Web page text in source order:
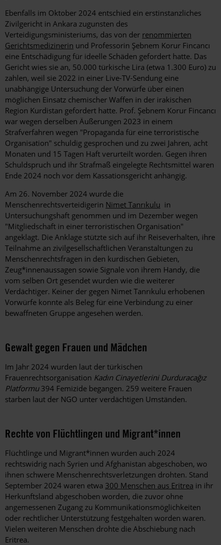
Ebenfalls im Oktober 2024 entschied ein erstinstanzliches
Zivilgericht in Ankara zugunsten des
Verteidigungsministeriums, das von der renommierten
Gerichtsmedizinerin und Professorin Şebnem Korur Fincancı
eine Entschädigung für ideelle Schäden gefordert hatte. Das
Gericht wies sie an, 50.000 türkische Lira (etwa 1.300 Euro) zu
zahlen, weil sie 2022 in einer Live-TV-Sendung eine
unabhängige Untersuchung der Vorwürfe über einen
möglichen Einsatz chemischer Waffen in der irakischen
Region Kurdistan gefordert hatte. Prof. Şebnem Korur Fincancı
war wegen derselben Äußerungen 2023 in einem
Strafverfahren wegen "Propaganda für eine terroristische
Organisation" schuldig gesprochen und zu zwei Jahren, acht
Monaten und 15 Tagen Haft verurteilt worden. Gegen ihren
Schuldspruch und ihr Strafmaß eingelegte Rechtsmittel waren
Ende 2024 noch vor dem Kassationsgericht anhängig.
Am 26. November 2024 wurde die
Menschenrechtsverteidigerin Nimet Tanrıkulu in
Untersuchungshaft genommen und im Dezember wegen
"Mitgliedschaft in einer terroristischen Organisation"
angeklagt. Die Anklage stützte sich auf ihr Reiseverhalten, ihre
Teilnahme an zivilgesellschaftlichen Veranstaltungen zu
Menschenrechtsfragen in den kurdischen Gebieten,
Zeug*innenaussagen sowie Signale von ihrem Handy, die
vom selben Ort gesendet wurden wie die weiterer
Verdächtiger. Keiner der gegen Nimet Tanrıkulu erhobenen
Vorwürfe konnte als Beleg für eine Verbindung zu einer
bewaffneten Gruppe angesehen werden.
Gewalt gegen Frauen und Mädchen
Im Jahr 2024 wurden laut der türkischen
Frauenrechtsorganisation Kadın Cinayetlerini Durduracağız
Platformu394 Femizide begangen. 259 weitere Frauen
starben laut der NGO unter verdächtigen Umständen.
Rechte von Flüchtlingen und Migrant*innen
Flüchtlinge und Migrant*innen wurden auch 2024
rechtswidrig nach Syrien und Afghanistan abgeschoben, wo
ihnen schwere Menschenrechtsverletzungen drohten. Stand
September 2024 waren etwa 300 Menschen aus Eritrea in ihr
Herkunftsland abgeschoben worden, die zuvor ohne
angemessenen Zugang zu Kommunikationsmöglichkeiten
oder rechtlicher Unterstützung festgehalten worden waren.
Vielen weiteren Menschen drohte die Abschiebung nach
Eritrea.